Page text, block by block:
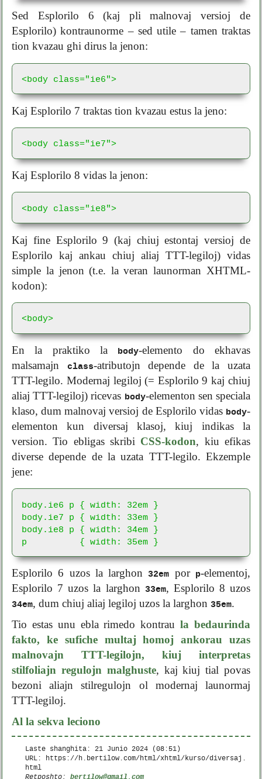
Sed Esplorilo 6 (kaj pli malnovaj versioj de
Esplorilo) kontraunorme – sed utile – tamen traktas
tion kvazau ghi dirus la jenon:
<body class="ie6">
Kaj Esplorilo 7 traktas tion kvazau estus la jeno:
<body class="ie7">
Kaj Esplorilo 8 vidas la jenon:
<body class="ie8">
Kaj fine Esplorilo 9 (kaj chiuj estontaj versioj de
Esplorilo kaj ankau chiuj aliaj TTT-legiloj) vidas
simple la jenon (t.e. la veran launorman XHTML-
kodon):
<body>
En la praktiko la body-elemento do ekhavas
malsamajn class-atributojn depende de la uzata
TTT-legilo. Modernaj legiloj (= Esplorilo 9 kaj chiuj
aliaj TTT-legiloj) ricevas body-elementon sen speciala
klaso, dum malnovaj versioj de Esplorilo vidas body-
elementon kun diversaj klasoj, kiuj indikas la
version. Tio ebligas skribi CSS-kodon, kiu efikas
diverse depende de la uzata TTT-legilo. Ekzemple
jene:
body.ie6 p { width: 32em }
body.ie7 p { width: 33em }
body.ie8 p { width: 34em }
p          { width: 35em }
Esplorilo 6 uzos la larghon32em por p-elementoj,
Esplorilo 7 uzos la larghon 33em, Esplorilo 8 uzos
34em, dum chiuj aliaj legiloj uzos la larghon35em.
Tio estas unu ebla rimedo kontraula bedaurinda
fakto, ke sufiche multaj homoj ankorau uzas
malnovajn TTT-legilojn, kiuj interpretas
stilfoliajn regulojn malghuste, kaj kiuj tial povas
bezoni aliajn stilregulojn ol modernaj launormaj
TTT-legiloj.
Al la sekva leciono
Laste shanghita: 21 Junio 2024 (08:51)
URL: https://h.bertilow.com/html/xhtml/kurso/diversaj.
html
Retposhto:bertilow@gmail.com